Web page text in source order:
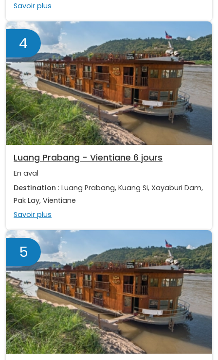
Savoir plus
4
Luang Prabang - Vientiane 6 jours
En aval
Destination : Luang Prabang, Kuang Si, Xayaburi Dam,
Pak Lay, Vientiane
Savoir plus
5